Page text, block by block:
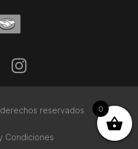
reservados
Condiciones
0